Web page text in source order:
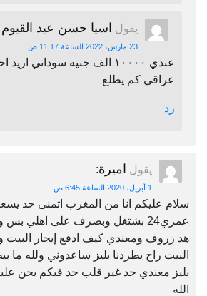
يقول اسيا حسن عبد
23 مارس، 2022 الساعة 11:17 ص
عندي ١٠٠٠٠ الف جنيه سوداني
عراقي كم يطلع
رد
يقول اميرة:
1 أبريل، 2020 الساعة 6:45 ص
سلام عليكم انا من المغرب اتمنى حد
عمري24 بشتغل وبصرف على
هد زروف ومعندي كيف ادفع إيجار
البيت راح يطردنا بليز ساعدوني ولله ما
بليز معندي حد غير قلب حد فيكم يحن
الله